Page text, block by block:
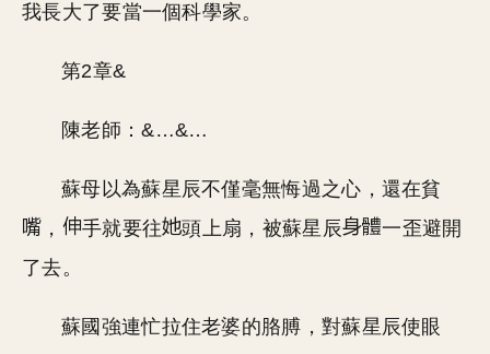
我長大了要當一個科學家。
第2章&
陳老師：&…&…
蘇母以為蘇星辰不僅毫無悔過之心，還在貧
，
手就要往 頭上扇，被蘇星辰
一歪避開
了去。
蘇國強連忙拉住老婆的胳膊，對蘇星辰使眼